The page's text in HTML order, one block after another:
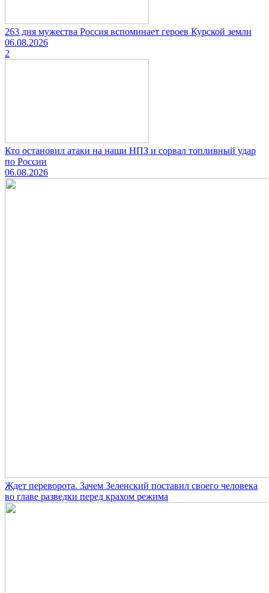
263 дня мужества Россия вспоминает героев Курской земли
06.08.2026
2
Кто остановил атаки на наши НПЗ и сорвал топливный удар
по России
06.08.2026
Ждет переворота. Зачем Зеленский поставил своего человека
во главе разведки перед крахом режима